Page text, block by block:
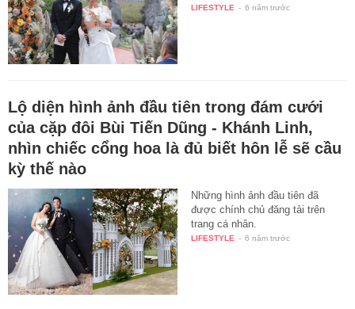
LIFESTYLE - 6 năm trước
Lộ diện hình ảnh đầu tiên trong đám cưới
của cặp đôi Bùi Tiến Dũng - Khánh Linh,
nhìn chiếc cổng hoa là đủ biết hôn lễ sẽ cầu
kỳ thế nào
Những hình ảnh đầu tiên đã
được chính chủ đăng tải trên
trang cá nhân.
LIFESTYLE - 6 năm trước